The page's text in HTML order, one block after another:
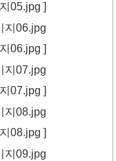
05.jpg ]
06.jpg ]
07.jpg ]
08.jpg ]